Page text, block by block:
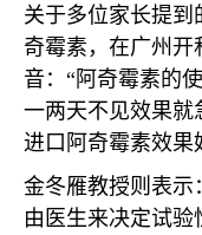
关于多位家长提到
奇霉素，在广州
音：“阿奇霉素的
一两天不见效果就
进口阿奇霉素效果
金冬雁教授则表示
由医生来决定试验